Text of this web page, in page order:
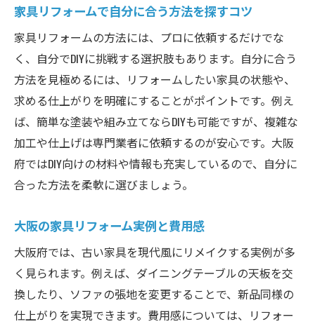
家具リフォームで自分に合う方法を探すコツ
家具リフォームの方法には、プロに依頼するだけでな
く、自分でDIYに挑戦する選択肢もあります。自分に合う
方法を見極めるには、リフォームしたい家具の状態や、
求める仕上がりを明確にすることがポイントです。例え
ば、簡単な塗装や組み立てならDIYも可能ですが、複雑な
加工や仕上げは専門業者に依頼するのが安心です。大阪
府ではDIY向けの材料や情報も充実しているので、自分に
合った方法を柔軟に選びましょう。
大阪の家具リフォーム実例と費用感
大阪府では、古い家具を現代風にリメイクする実例が多
く見られます。例えば、ダイニングテーブルの天板を交
換したり、ソファの張地を変更することで、新品同様の
仕上がりを実現できます。費用感については、リフォー